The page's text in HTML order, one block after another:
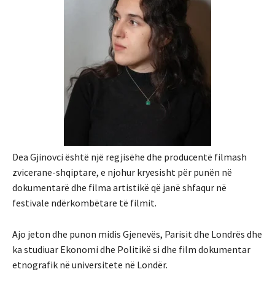
Dea Gjinovci është një regjisëhe dhe producentë filmash
zvicerane-shqiptare, e njohur kryesisht për punën në
dokumentarë dhe filma artistikë që janë shfaqur në
festivale ndërkombëtare të filmit.
Ajo jeton dhe punon midis Gjenevës, Parisit dhe Londrës dhe
ka studiuar Ekonomi dhe Politikë si dhe film dokumentar
etnografik në universitete në Londër.